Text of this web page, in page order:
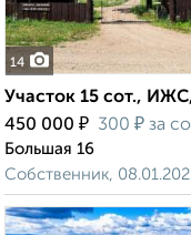
14
Участок 15 сот.,
450 000 ₽ 300 ₽ за
Большая 16
Собственник,